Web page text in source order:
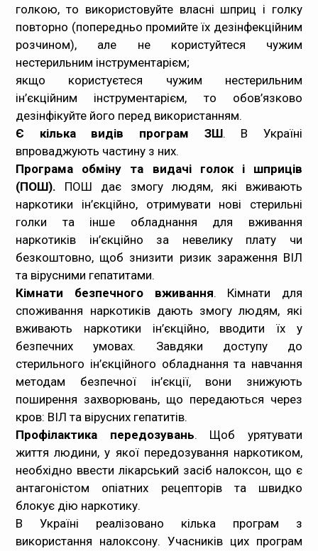
голкою, то використовуйте власні шприц і голку
повторно (попередньо промийте їх дезінфекційним
розчином), але не користуйтеся чужим
нестерильним інструментарієм;
якщо користуєтеся чужим нестерильним
ін’єкційним інструментарієм, то обов’язково
дезінфікуйте його перед використанням.
Є кілька видів програм ЗШ. В Україні
впроваджують частину з них.
Програма обміну та видачі голок і шприців
(ПОШ). ПОШ дає змогу людям, які вживають
наркотики ін’єкційно, отримувати нові стерильні
голки та інше обладнання для вживання
наркотиків ін’єкційно за невелику плату чи
безкоштовно, щоб знизити ризик зараження ВІЛ
та вірусними гепатитами.
Кімнати безпечного вживання. Кімнати для
споживання наркотиків дають змогу людям, які
вживають наркотики ін’єкційно, вводити їх у
безпечних умовах. Завдяки доступу до
стерильного ін’єкційного обладнання та навчання
методам безпечної ін’єкції, вони знижують
поширення захворювань, що передаються через
кров: ВІЛ та вірусних гепатитів.
Профілактика передозувань. Щоб урятувати
життя людини, у якої передозування наркотиком,
необхідно ввести лікарський засіб налоксон, що є
антагоністом опіатних рецепторів та швидко
блокує дію наркотику.
В Україні реалізовано кілька програм з
використання налоксону. Учасників цих програм